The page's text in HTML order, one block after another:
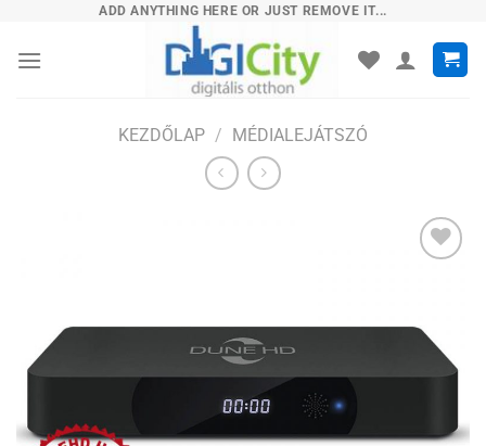
content
ADD ANYTHING HERE OR JUST REMOVE IT...
KEZDŐLAP / MÉDIALEJÁTSZÓ
kívánságlistához